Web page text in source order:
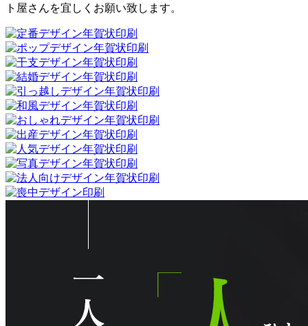
ト屋さんを宜しくお願い致します。